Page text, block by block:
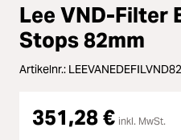
Licht & Studio
Lee VND-Filter
Stops 82mm
Artikelnr.:
351,28 € inkl. MwSt.